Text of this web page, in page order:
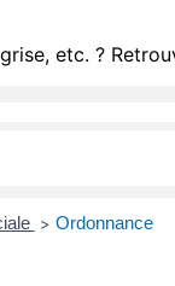
etc. ?
> Ordonnance